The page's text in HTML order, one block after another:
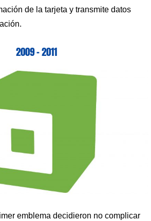
de la tarjeta y transmite datos
2009 – 2011
emblema decidieron no complicar